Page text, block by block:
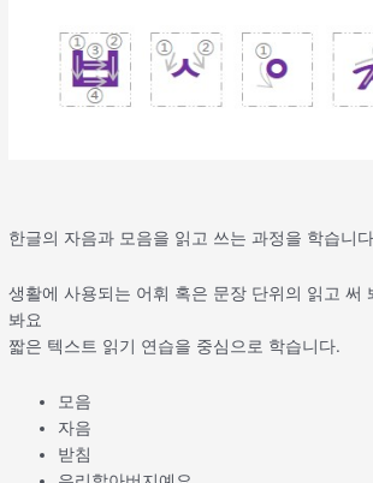
한글의 자음과 모음을 읽고 쓰는 과정을 학습니
생활에 사용되는 어휘 혹은 문장 단위의 읽고 써
봐요
짧은 텍스트 읽기 연습을 중심으로 학습니다.
모음
자음
받침